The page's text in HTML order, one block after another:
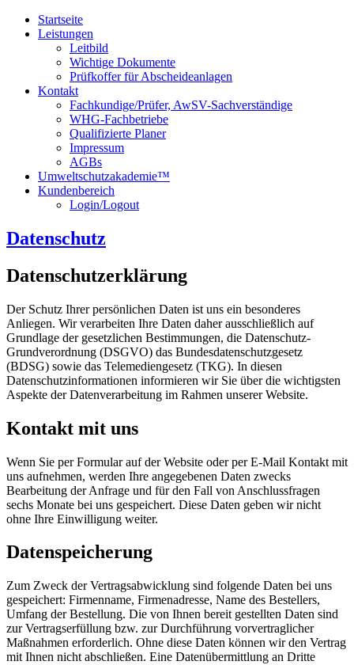
Startseite
Leistungen
Leitbild
Wichtige Dokumente
Prüfkoffer für Abscheideanlagen
Kontakt
Fachkundige/Prüfer, AwSV-Sachverständige
WHG-Fachbetriebe
Qualifizierte Planer
Impressum
AGBs
Umweltschutzakademie™
Kundenbereich
Login/Logout
Datenschutz
Datenschutzerklärung
Der Schutz Ihrer persönlichen Daten ist uns ein besonderes
Anliegen. Wir verarbeiten Ihre Daten daher ausschließlich auf
Grundlage der gesetzlichen Bestimmungen, die Datenschutz‐
Grundverordnung (DSGVO) das Bundesdatenschutzgesetz
(BDSG) sowie das Telemediengesetz (TKG). In diesen
Datenschutzinformationen informieren wir Sie über die wichtigsten
Aspekte der Datenverarbeitung im Rahmen unserer Website.
Kontakt mit uns
Wenn Sie per Formular auf der Website oder per E‐Mail Kontakt mit
uns aufnehmen, werden Ihre angegebenen Daten zwecks
Bearbeitung der Anfrage und für den Fall von Anschlussfragen
sechs Monate bei uns gespeichert. Diese Daten geben wir nicht
ohne Ihre Einwilligung weiter.
Datenspeicherung
Zum Zweck der Vertragsabwicklung sind folgende Daten bei uns
gespeichert: Firmenname, Firmenadresse, Name des Bestellers,
Umfang der Bestellung. Die von Ihnen bereit gestellten Daten sind
zur Vertragserfüllung bzw. zur Durchführung vorvertraglicher
Maßnahmen erforderlich. Ohne diese Daten können wir den Vertrag
mit Ihnen nicht abschließen. Eine Datenübermittlung an Dritte